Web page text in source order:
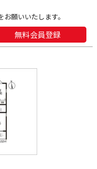
願いいたします。
無料会員登録